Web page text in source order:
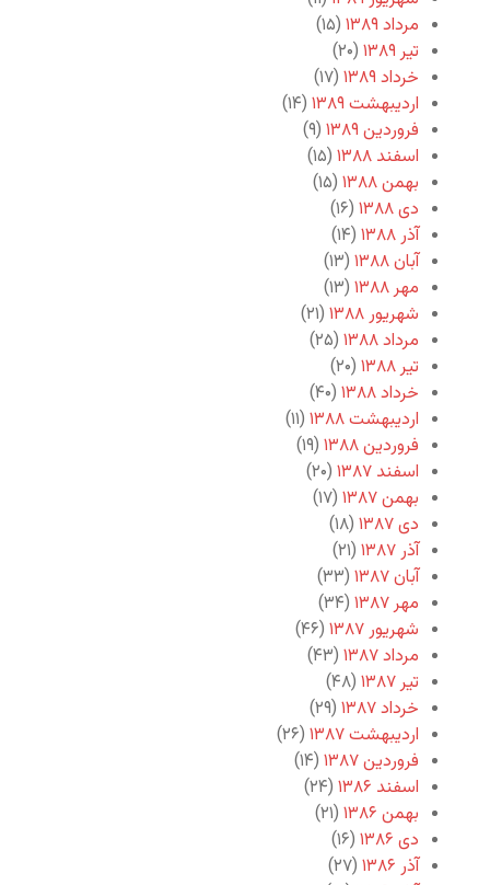
مرداد ۱۳۸۹
(۱۵)
تیر ۱۳۸۹
(۲۰)
خرداد ۱۳۸۹
(۱۷)
اردیبهشت ۱۳۸۹
(۱۴)
فروردین ۱۳۸۹
(۹)
اسفند ۱۳۸۸
(۱۵)
بهمن ۱۳۸۸
(۱۵)
دی ۱۳۸۸
(۱۶)
آذر ۱۳۸۸
(۱۴)
آبان ۱۳۸۸
(۱۳)
مهر ۱۳۸۸
(۱۳)
شهریور ۱۳۸۸
(۲۱)
مرداد ۱۳۸۸
(۲۵)
تیر ۱۳۸۸
(۲۰)
خرداد ۱۳۸۸
(۴۰)
اردیبهشت ۱۳۸۸
(۱۱)
فروردین ۱۳۸۸
(۱۹)
اسفند ۱۳۸۷
(۲۰)
بهمن ۱۳۸۷
(۱۷)
دی ۱۳۸۷
(۱۸)
آذر ۱۳۸۷
(۲۱)
آبان ۱۳۸۷
(۳۳)
مهر ۱۳۸۷
(۳۴)
شهریور ۱۳۸۷
(۴۶)
مرداد ۱۳۸۷
(۴۳)
تیر ۱۳۸۷
(۴۸)
خرداد ۱۳۸۷
(۲۹)
اردیبهشت ۱۳۸۷
(۲۶)
فروردین ۱۳۸۷
(۱۴)
اسفند ۱۳۸۶
(۲۴)
بهمن ۱۳۸۶
(۲۱)
دی ۱۳۸۶
(۱۶)
آذر ۱۳۸۶
(۲۷)